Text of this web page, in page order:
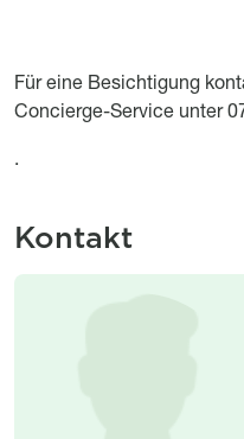
Für eine Besichtigung
Concierge-Service unter
.
Kontakt